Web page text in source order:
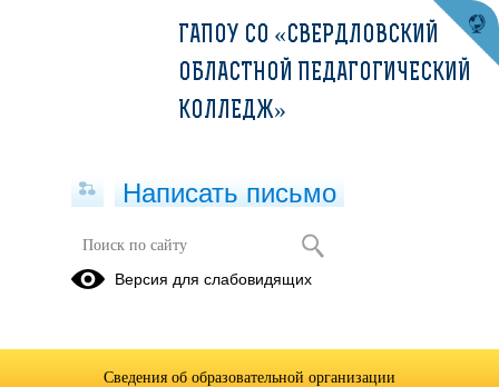
Изменения в устав 1031-Д
Опубликовано на сайте
ГАПОУ СО «СВЕРДЛОВСКИЙ
ОБЛАСТНОЙ ПЕДАГОГИЧЕСКИЙ
КОЛЛЕДЖ»
Написать письмо
Версия для слабовидящих
Сведения об образовательной организации